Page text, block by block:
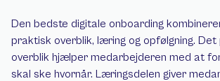
Den bedste digitale onboarding
praktisk overblik, læring og opfølgning.
overblik hjælper medarbejderen med at
skal ske hvornår. Læringsdelen giver